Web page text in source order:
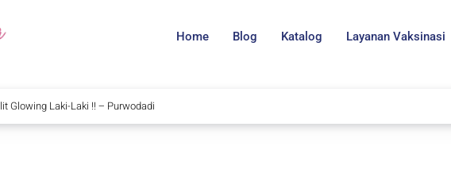
Home Blog Katalog Layanan Vaksinasi
Glowing Laki-Laki !! – Purwodadi